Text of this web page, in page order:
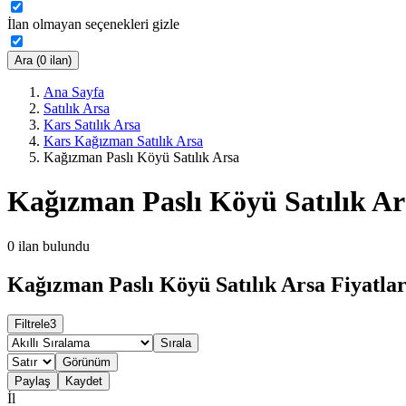
İlan olmayan seçenekleri gizle
Ara (0 ilan)
Ana Sayfa
Satılık Arsa
Kars Satılık Arsa
Kars Kağızman Satılık Arsa
Kağızman Paslı Köyü Satılık Arsa
Kağızman Paslı Köyü Satılık
0 ilan bulundu
Kağızman Paslı Köyü Satılık Arsa
Filtrele3
Sırala
Görünüm
Paylaş
Kaydet
İl